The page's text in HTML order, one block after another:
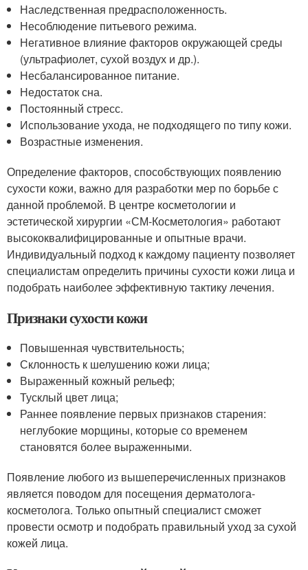
Наследственная предрасположенность.
Несоблюдение питьевого режима.
Негативное влияние факторов окружающей среды
(ультрафиолет, сухой воздух и др.).
Несбалансированное питание.
Недостаток сна.
Постоянный стресс.
Использование ухода, не подходящего по типу кожи.
Возрастные изменения.
Определение факторов, способствующих появлению
сухости кожи, важно для разработки мер по борьбе с
данной проблемой. В центре косметологии и
эстетической хирургии «СМ-Косметология» работают
высококвалифицированные и опытные врачи.
Индивидуальный подход к каждому пациенту позволяет
специалистам определить причины сухости кожи лица и
подобрать наиболее эффективную тактику лечения.
Признаки сухости кожи
Повышенная чувствительность;
Склонность к шелушению кожи лица;
Выраженный кожный рельеф;
Тусклый цвет лица;
Раннее появление первых признаков старения:
неглубокие морщины, которые со временем
становятся более выраженными.
Появление любого из вышеперечисленных признаков
является поводом для посещения дерматолога-
косметолога. Только опытный специалист сможет
провести осмотр и подобрать правильный уход за сухой
кожей лица.